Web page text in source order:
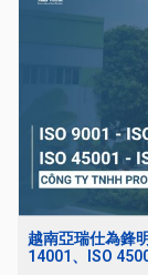
越南亞瑞仕為鋒
14001、ISO